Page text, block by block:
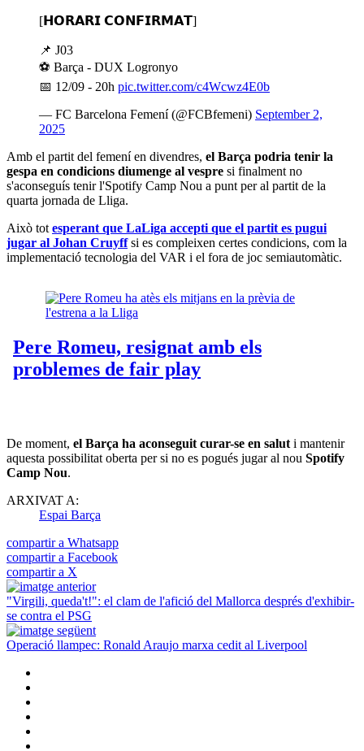
[𝗛𝗢𝗥𝗔𝗥𝗜 𝗖𝗢𝗡𝗙𝗜𝗥𝗠𝗔𝗧]
📌 J03
⚽ Barça - DUX Logronyo
📅 12/09 - 20h pic.twitter.com/c4Wcwz4E0b
— FC Barcelona Femení (@FCBfemeni) September 2,
2025
Amb el partit del femení en divendres, el Barça podria tenir la
gespa en condicions diumenge al vespre si finalment no
s'aconseguís tenir l'Spotify Camp Nou a punt per al partit de la
quarta jornada de Lliga.
Això tot esperant que LaLiga accepti que el partit es pugui
jugar al Johan Cruyffsi es compleixen certes condicions, com la
implementació tecnologia del VAR i el fora de joc semiautomàtic.
De moment, el Barça ha aconseguit curar-se en salut i mantenir
aquesta possibilitat oberta per si no es pogués jugar al nou Spotify
Camp Nou.
ARXIVAT A:
Espai Barça
compartir a Whatsapp
compartir a Facebook
compartir a X
"Virgili, queda't!": el clam de l'afició del Mallorca després d'exhibir-
se contra el PSG
Operació llampec: Ronald Araujo marxa cedit al Liverpool